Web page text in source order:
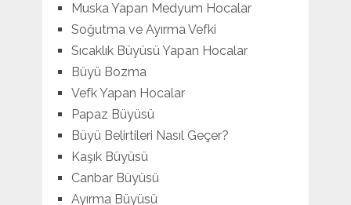
Muska Yapan Medyum Hocalar
Soğutma ve Ayırma Vefki
Sıcaklık Büyüsü Yapan Hocalar
Büyü Bozma
Vefk Yapan Hocalar
Papaz Büyüsü
Büyü Belirtileri Nasıl Geçer?
Kaşık Büyüsü
Canbar Büyüsü
Ayırma Büyüsü